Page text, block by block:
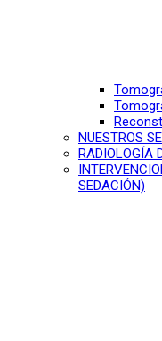
NUESTROS
RADIOLOGÍA
SEDACIÓN)